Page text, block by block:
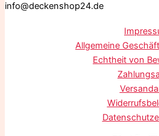
info@deckenshop24.de
Allgemeine
Echtheit von